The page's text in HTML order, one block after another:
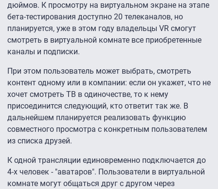
дюймов. К просмотру на виртуальном экране на этапе
бета-тестирования доступно 20 телеканалов, но
планируется, уже в этом году владельцы VR смогут
смотреть в виртуальной комнате все приобретенные
каналы и подписки.
При этом пользователь может выбрать, смотреть
контент одному или в компании: если он укажет, что не
хочет смотреть ТВ в одиночестве, то к нему
присоединится следующий, кто ответит так же. В
дальнейшем планируется реализовать функцию
совместного просмотра с конкретным пользователем
из списка друзей.
К одной трансляции единовременно подключается до
4-х человек - "аватаров". Пользователи в виртуальной
комнате могут общаться друг с другом через